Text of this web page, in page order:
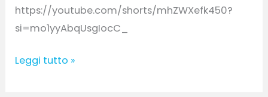
https://youtube.com/shorts/mhZWXefk450?
si=mo1yyAbqUsgIocC_
Leggi tutto »